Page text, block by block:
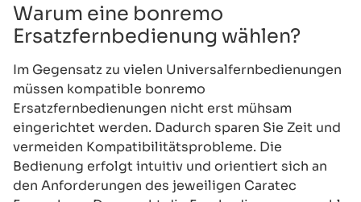
Warum eine bonremo
Ersatzfernbedienung wählen?
Im Gegensatz zu vielen Universalfernbedienungen
müssen kompatible bonremo
Ersatzfernbedienungen nicht erst mühsam
eingerichtet werden. Dadurch sparen Sie Zeit und
vermeiden Kompatibilitätsprobleme. Die
Bedienung erfolgt intuitiv und orientiert sich an
den Anforderungen des jeweiligen Caratec